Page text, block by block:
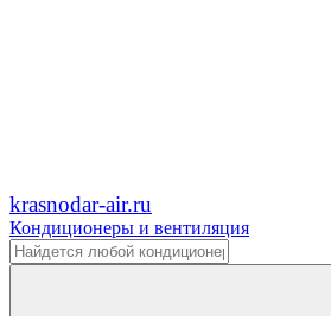
krasnodar-air.ru
Кондиционеры и вентиляция